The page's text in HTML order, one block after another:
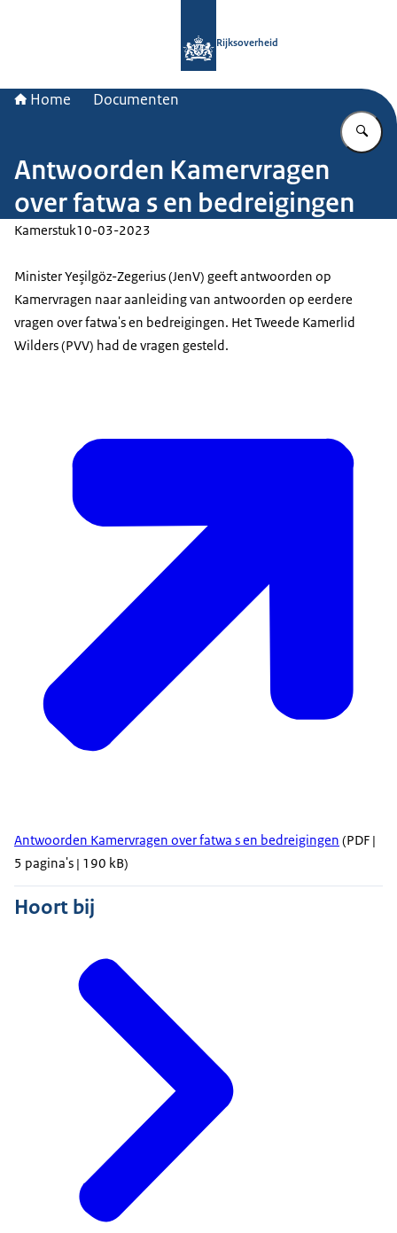
Rijksoverheid
Home Documenten
Antwoorden Kamervragen
over fatwa s en bedreigingen
Kamerstuk10-03-2023
Minister Yeşilgöz-Zegerius (JenV) geeft antwoorden op
Kamervragen naar aanleiding van antwoorden op eerdere
vragen over fatwa's en bedreigingen. Het Tweede Kamerlid
Wilders (PVV) had de vragen gesteld.
Antwoorden Kamervragen over fatwa s en bedreigingen (PDF |
5 pagina's | 190 kB)
Hoort bij